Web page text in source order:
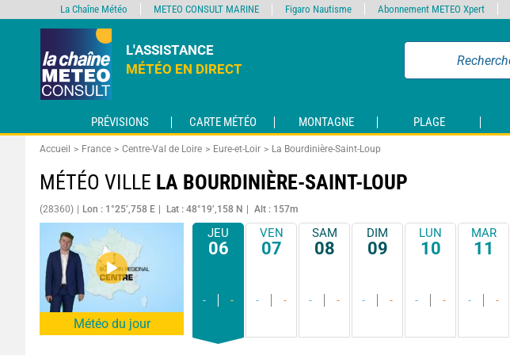
L'ASSISTANCE
MÉTÉO EN DIRECT
PRÉVISIONS CARTE MÉTÉO MONTAGNE PLAGE
Accueil France Centre-Val de Loire Eure-et-Loir La Bourdinière-Saint-Loup
MÉTÉO VILLE LA BOURDINIÈRE-SAINT-LOUP
(28360) Lon : 1°25’,758 E Lat : 48°19’,158 N Alt : 157m
Météo du jour
JEU
06
- -
VEN
07
- -
SAM
08
- -
DIM
09
- -
LUN
10
- -
MAR
11
- -
La Chaîne Météo METEO CONSULT MARINE Figaro Nautisme Abonnement METEO Xpert